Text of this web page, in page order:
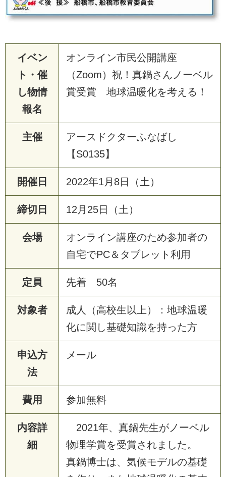
イベン
ト・催
し物情
報名
オンライン市民公開講座
（Zoom）祝！真鍋さんノーベル
賞受賞 地球温暖化を考える！
主催 アース ドク ターふなばし
【S0135】
開催日 2022年1 月 8日 （ 土 ）
締切日 12 月 25日 （ 土 ）
会場 オンラ イ ン講座のため参加者の
自宅でPC＆ タブレ ッ ト 利 用
定員 先着 50名
対象者 成 人 （高校生 以 上 ） ： 地球温暖
化に関 し基礎知識を持った方
申込方
法
メ ール
費用 参加無料
内容詳
細
2021年、 真鍋先生が ノ ーベル
物理学賞を受賞さ れま した。
真鍋博士は、 気候モデルの基礎